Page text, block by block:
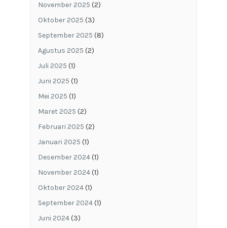
November 2025 (2)
Oktober 2025 (3)
September 2025 (8)
Agustus 2025 (2)
Juli 2025 (1)
Juni 2025 (1)
Mei 2025 (1)
Maret 2025 (2)
Februari 2025 (2)
Januari 2025 (1)
Desember 2024(1)
November 2024(1)
Oktober 2024(1)
September 2024(1)
Juni 2024(3)